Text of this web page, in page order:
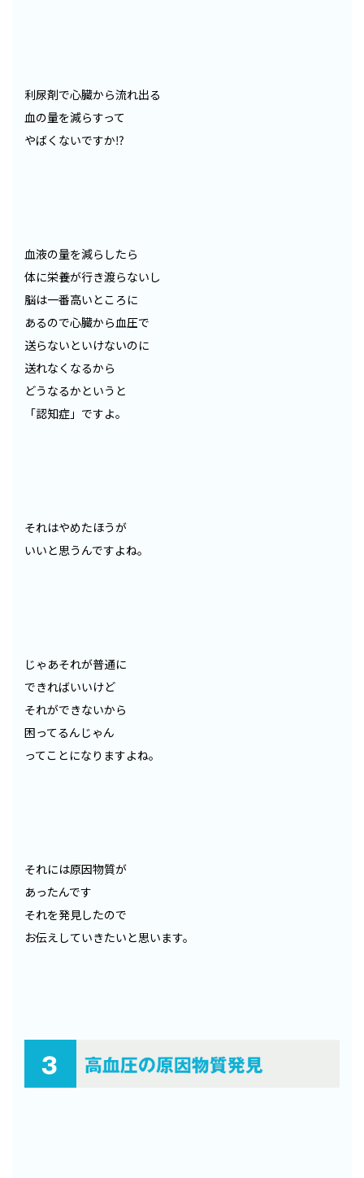
利尿剤で心臓から流れ出る
血の量を減らすって
やばくないですか⁉︎
血液の量を減らしたら
体に栄養が行き渡らないし
脳は一番高いところに
あるので心臓から血圧で
送らないといけないのに
送れなくなるから
どうなるかというと
「認知症」ですよ。
それはやめたほうが
いいと思うんですよね。
じゃあそれが普通に
できればいいけど
それができないから
困ってるんじゃん
ってことになりますよね。
それには原因物質が
あったんです
それを発見したので
お伝えしていきたいと思います。